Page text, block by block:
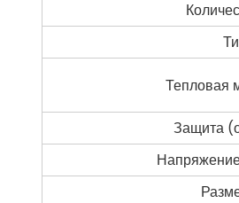
Тепловая
Защита